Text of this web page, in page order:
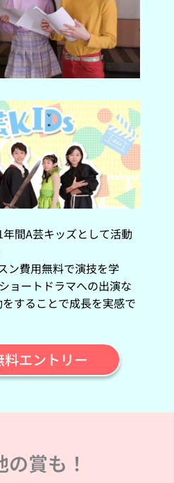
間A芸キッズとして活動
ン費用無料で演技を学
ョートドラマへの出演な
することで成長を実感で
料エントリー
の賞も！